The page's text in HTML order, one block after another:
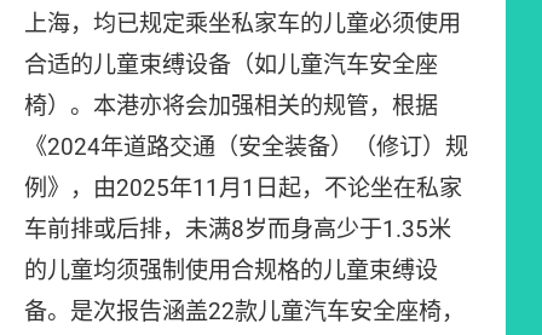
上海，均已规定乘坐私家车的儿童必须使用
合适的儿童束缚设备（如儿童汽车安全座
椅）。本港亦将会加强相关的规管，根据
《2024年道路交通（安全装备）（修订）规
例》，由2025年11月1日起，不论坐在私家
车前排或后排，未满8岁而身高少于1.35米
的儿童均须强制使用合规格的儿童束缚设
备。是次报告涵盖22款儿童汽车安全座椅，